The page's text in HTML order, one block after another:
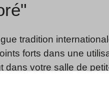
tradition
forts dans une
votre salle de
grâce à l'arrêt